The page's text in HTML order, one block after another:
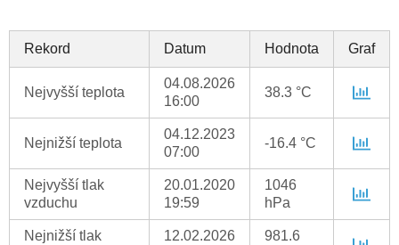
Rekord Datum Hodnota Graf
Nejvyšší teplota
04.08.2026
16:00
38.3 °C
Nejnižší teplota
04.12.2023
07:00
-16.4 °C
Nejvyšší tlak
vzduchu
20.01.2020
19:59
1046
hPa
Nejnižší tlak
12.02.2026
981.6